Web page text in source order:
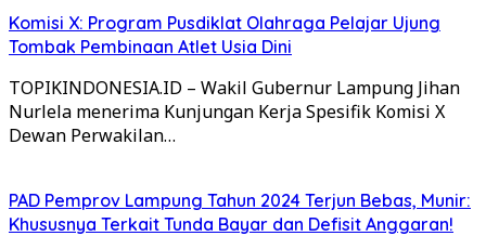
Komisi X: Program Pusdiklat Olahraga Pelajar Ujung
Tombak Pembinaan Atlet Usia Dini
TOPIKINDONESIA.ID – Wakil Gubernur Lampung Jihan
Nurlela menerima Kunjungan Kerja Spesifik Komisi X
Dewan Perwakilan…
PAD Pemprov Lampung Tahun 2024 Terjun Bebas, Munir:
Khususnya Terkait Tunda Bayar dan Defisit Anggaran!